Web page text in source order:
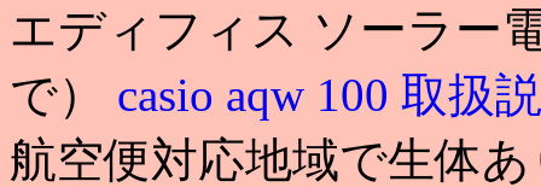
エディフィス ソーラー
で） casio aqw 100 取扱
航空便対応地域で生体